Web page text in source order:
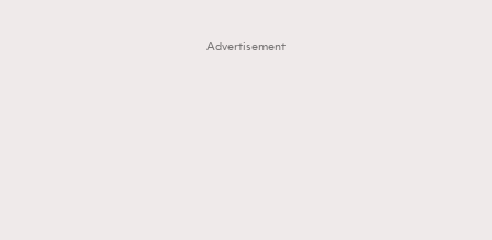
Advertisement